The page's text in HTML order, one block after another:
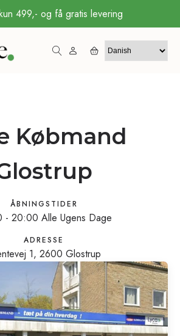
499,- og få gratis levering
Købmand
ÅBNINGSTIDER
- 20:00 Alle Ugens Dage
ADRESSE
1, 2600 Glostrup